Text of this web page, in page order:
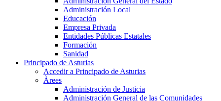
Administración Local
Educación
Empresa Privada
Entidades Públicas Estatales
Formación
Sanidad
Principado de Asturias
Accedir a Principado de Asturias
Àrees
Administración de Justicia
Administración General de las Comunidades